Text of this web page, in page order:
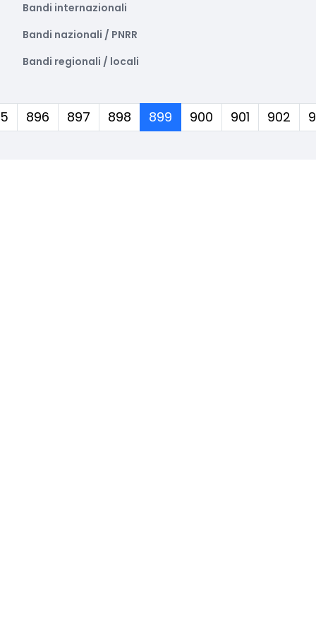
Bandi internazionali
Bandi nazionali / PNRR
Bandi regionali / locali
896 897 898 899 (corrente)
900 901 902